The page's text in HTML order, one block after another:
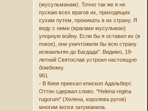
(мусульманам). Точно так же я не
пускаю всех врагов их, приходящих
сухим путем, проникать в их страну. Я
веду с ними (врагами мусульман)
упорную войну. Если бы я оставил их (в
покое), они уничтожили бы всю страну
исмаильтян до Багдада". Видимо, 19-
летний Святослав устроил настоящую
бомбежку.
961
- В Киев приехал епископ Адальберт.
Оттон сдержал слово. "Helena regina
rugorum" (Хелена, королева ругов)
многим мозги затуманила.